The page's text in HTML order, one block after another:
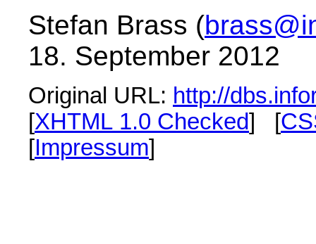
Stefan Brass (
18. September 2012
Original URL: http://
[XHTML 1.0 Checked] [
[Impressum]